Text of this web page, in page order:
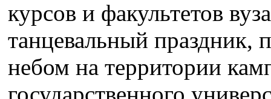
курсов и факультетов
танцевальный
небом на территории